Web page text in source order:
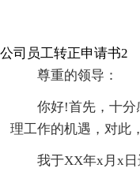
公司员工转正申请书2
尊重的领导：
你好!首先，十
理工作的机遇，对此
我于XX年x月x